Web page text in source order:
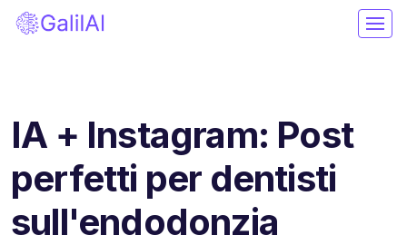
IA + Instagram: Post
perfetti per dentisti
sull'endodonzia